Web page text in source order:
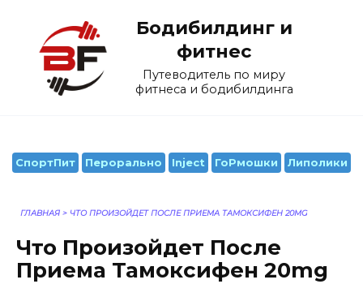
содержанию
Бодибилдинг и
фитнес
Путеводитель по миру
фитнеса и бодибилдинга
СпортПит Перорально Inject ГоРмошки Липолики
ГЛАВНАЯ > ЧТО ПРОИЗОЙДЕТ ПОСЛЕ ПРИЕМА ТАМОКСИФЕН 20MG
Что Произойдет После
Приема Тамоксифен 20mg